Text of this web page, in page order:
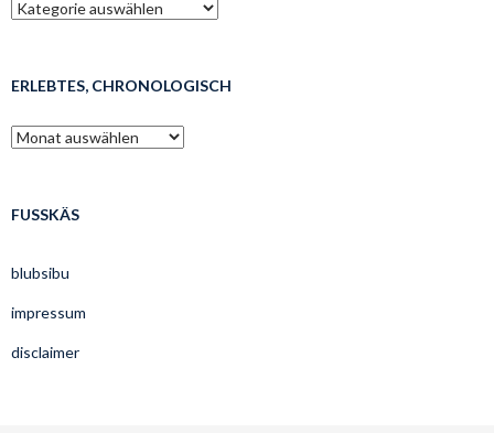
was
mags’t
ERLEBTES, CHRONOLOGISCH
erlebtes,
chronologisch
FUSSKÄS
blubsibu
impressum
disclaimer